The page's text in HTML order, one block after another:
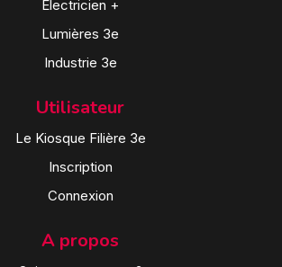
Electricien +
Lumières 3e
Industrie 3e
Utilisateur
Le Kiosque Filière 3e
Inscription
Connexion
A propos